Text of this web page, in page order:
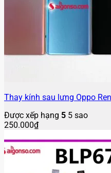
Thay kính sau lưng Oppo
Được xếp hạng 5 5 sao
250.000₫